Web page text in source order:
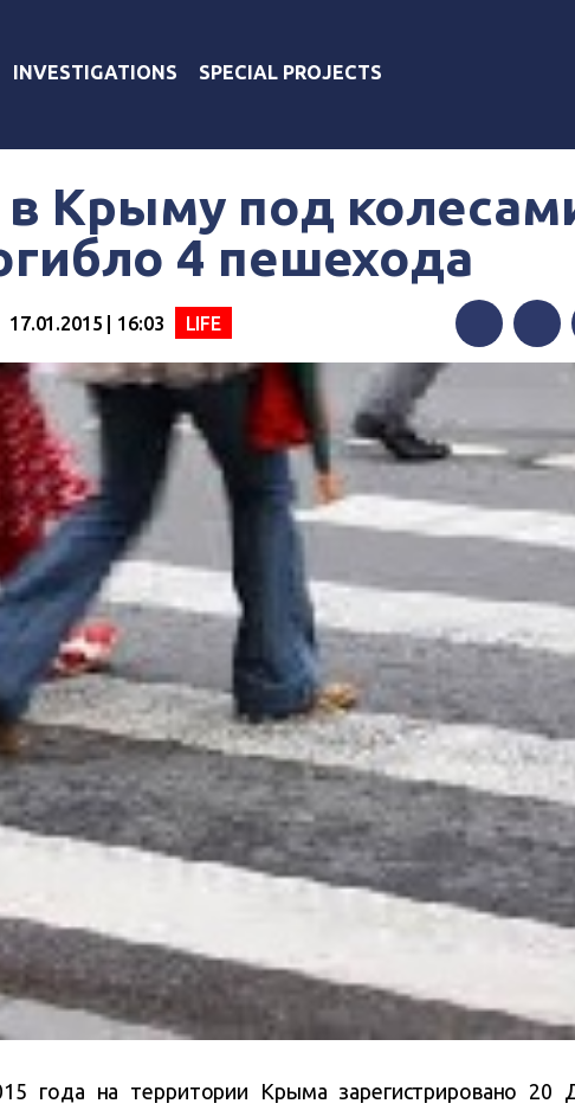
INVESTIGATIONS SPECIAL PROJECTS
в Крыму под
4 пешехода
17.01.2015 | 16:03 LIFE
года на территории Крыма зарегистрировано 20